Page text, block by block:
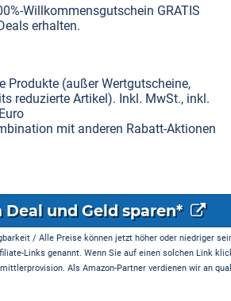
Willkommensgutschein GRATIS
erhalten.
(außer Wertgutscheine,
reduzierte Artikel). Inkl. MwSt., inkl.
mit anderen Rabatt-Aktionen
Deal und Geld sparen*
/ Alle Preise können jetzt höher oder niedriger
Links genannt. Wenn Sie auf einen solchen Link
Als Amazon-Partner verdienen wir an